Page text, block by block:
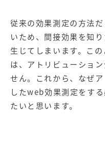
【店舗型ビジネス向け】エ
ア
マーケティングサービス
【IT企業向け】マーケティン
グ
サービス
従来の効果測定の方法
いため、間接効果を知
生じてしまいます。こ
は、アトリビューショ
せん。これから、なぜ
したweb効果測定をす
たいと思います。